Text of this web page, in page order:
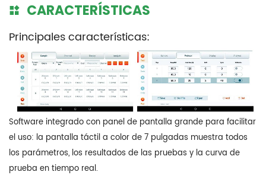
CARACTERÍSTICAS
Principales características:
Software integrado con panel de pantalla grande para facilitar
el uso: la pantalla táctil a color de 7 pulgadas muestra todos
los parámetros, los resultados de las pruebas y la curva de
prueba en tiempo real.